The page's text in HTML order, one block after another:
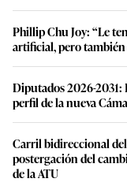
Phillip Chu Joy: “Le
artificial, pero
Diputados 2026-2031:
perfil de la nueva
Carril bidireccional
postergación del
de la ATU